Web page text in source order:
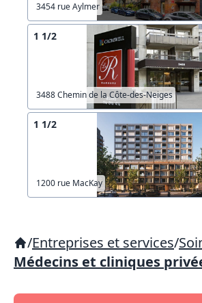
3454 rue Aylmer
1 1/2
3488 Chemin de la Côte-des-Neiges
1 1/2
1200 rue MacKay
/Entreprises et services/
Médecins et cliniques